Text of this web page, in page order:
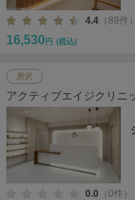
4.4 （89件）
16,530 円 (税込)
所沢
アクティブエイジクリニ
0.0 （0件）